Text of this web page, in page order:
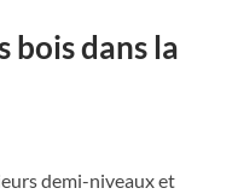
bois dans la
demi-niveaux et